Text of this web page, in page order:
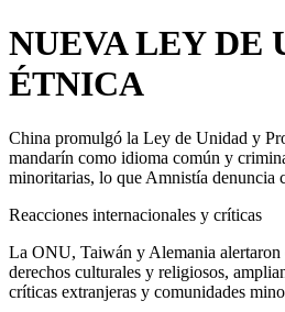
NUEVA LEY DE
ÉTNICA
China promulgó la Ley de Unidad y
mandarín como idioma común y
minoritarias, lo que Amnistía denuncia
Reacciones internacionales y críticas
La ONU, Taiwán y Alemania alertaron
derechos culturales y religiosos,
críticas extranjeras y comunidades